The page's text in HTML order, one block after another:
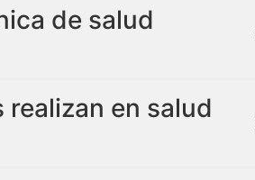
de salud
realizan en salud